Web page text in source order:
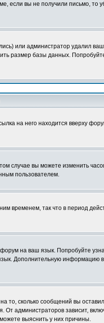
если вы не получили письмо, то
или администратор удалил
размер базы данных.
на него находится вверху
случае вы можете изменить
пользователем.
временем, так что в период
на ваш язык. Попробуйте
Дополнительную информацию
то, сколько сообщений вы
администраторов зависит,
выяснить у них причины.